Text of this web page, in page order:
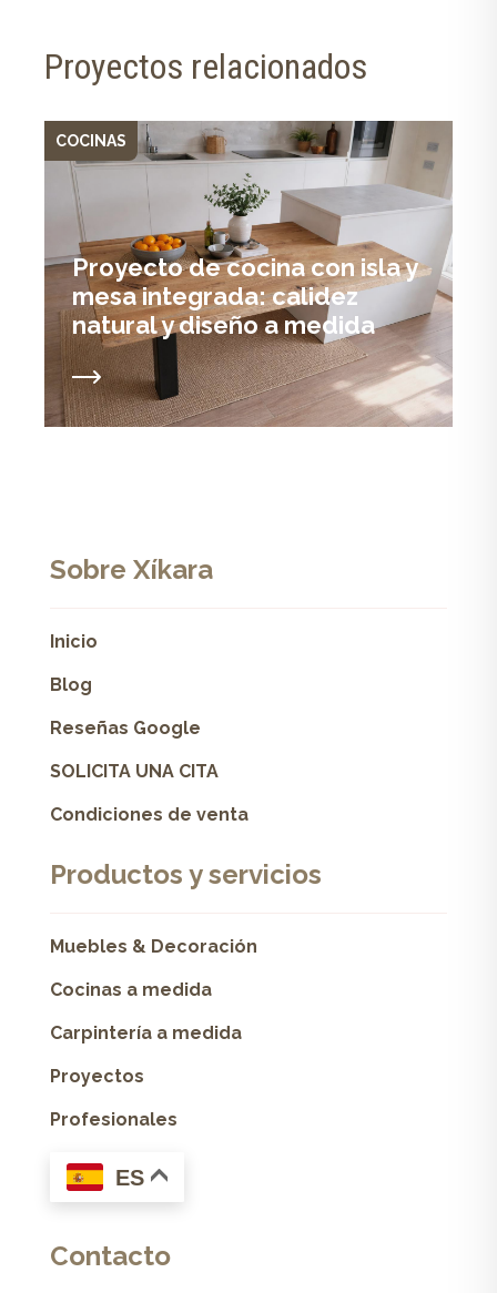
Proyectos relacionados
COCINAS
Proyecto de cocina con isla y
mesa integrada: calidez
natural y diseño a medida
Sobre Xíkara
Inicio
Blog
Reseñas Google
SOLICITA UNA CITA
Condiciones de venta
Productos y servicios
Muebles & Decoración
Cocinas a medida
Carpintería a medida
Proyectos
Profesionales
ES
Contacto